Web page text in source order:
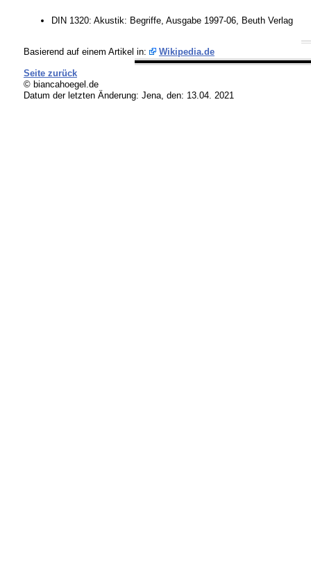
DIN 1320: Akustik: Begriffe, Ausgabe 1997-06, Beuth Verlag
Basierend auf einem Artikel in: Wikipedia.de
Seite zurück
© biancahoegel.de
Datum der letzten Änderung: Jena, den: 13.04. 2021